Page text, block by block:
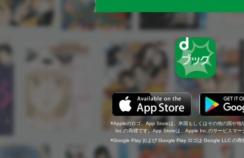
Appleのロゴ、App Storeは、米国もしくはその他の国や地
Inc.の商標です。App Storeは、Apple Inc.のサービスマー
Google Play および Google Play ロゴは Google LLC の商